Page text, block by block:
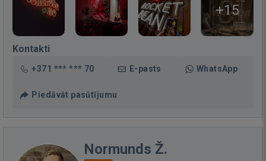
+15
Kontakti
+371 *** *** 70 E-pasts WhatsApp
Piedāvāt pasūtījumu
Normunds Ž.